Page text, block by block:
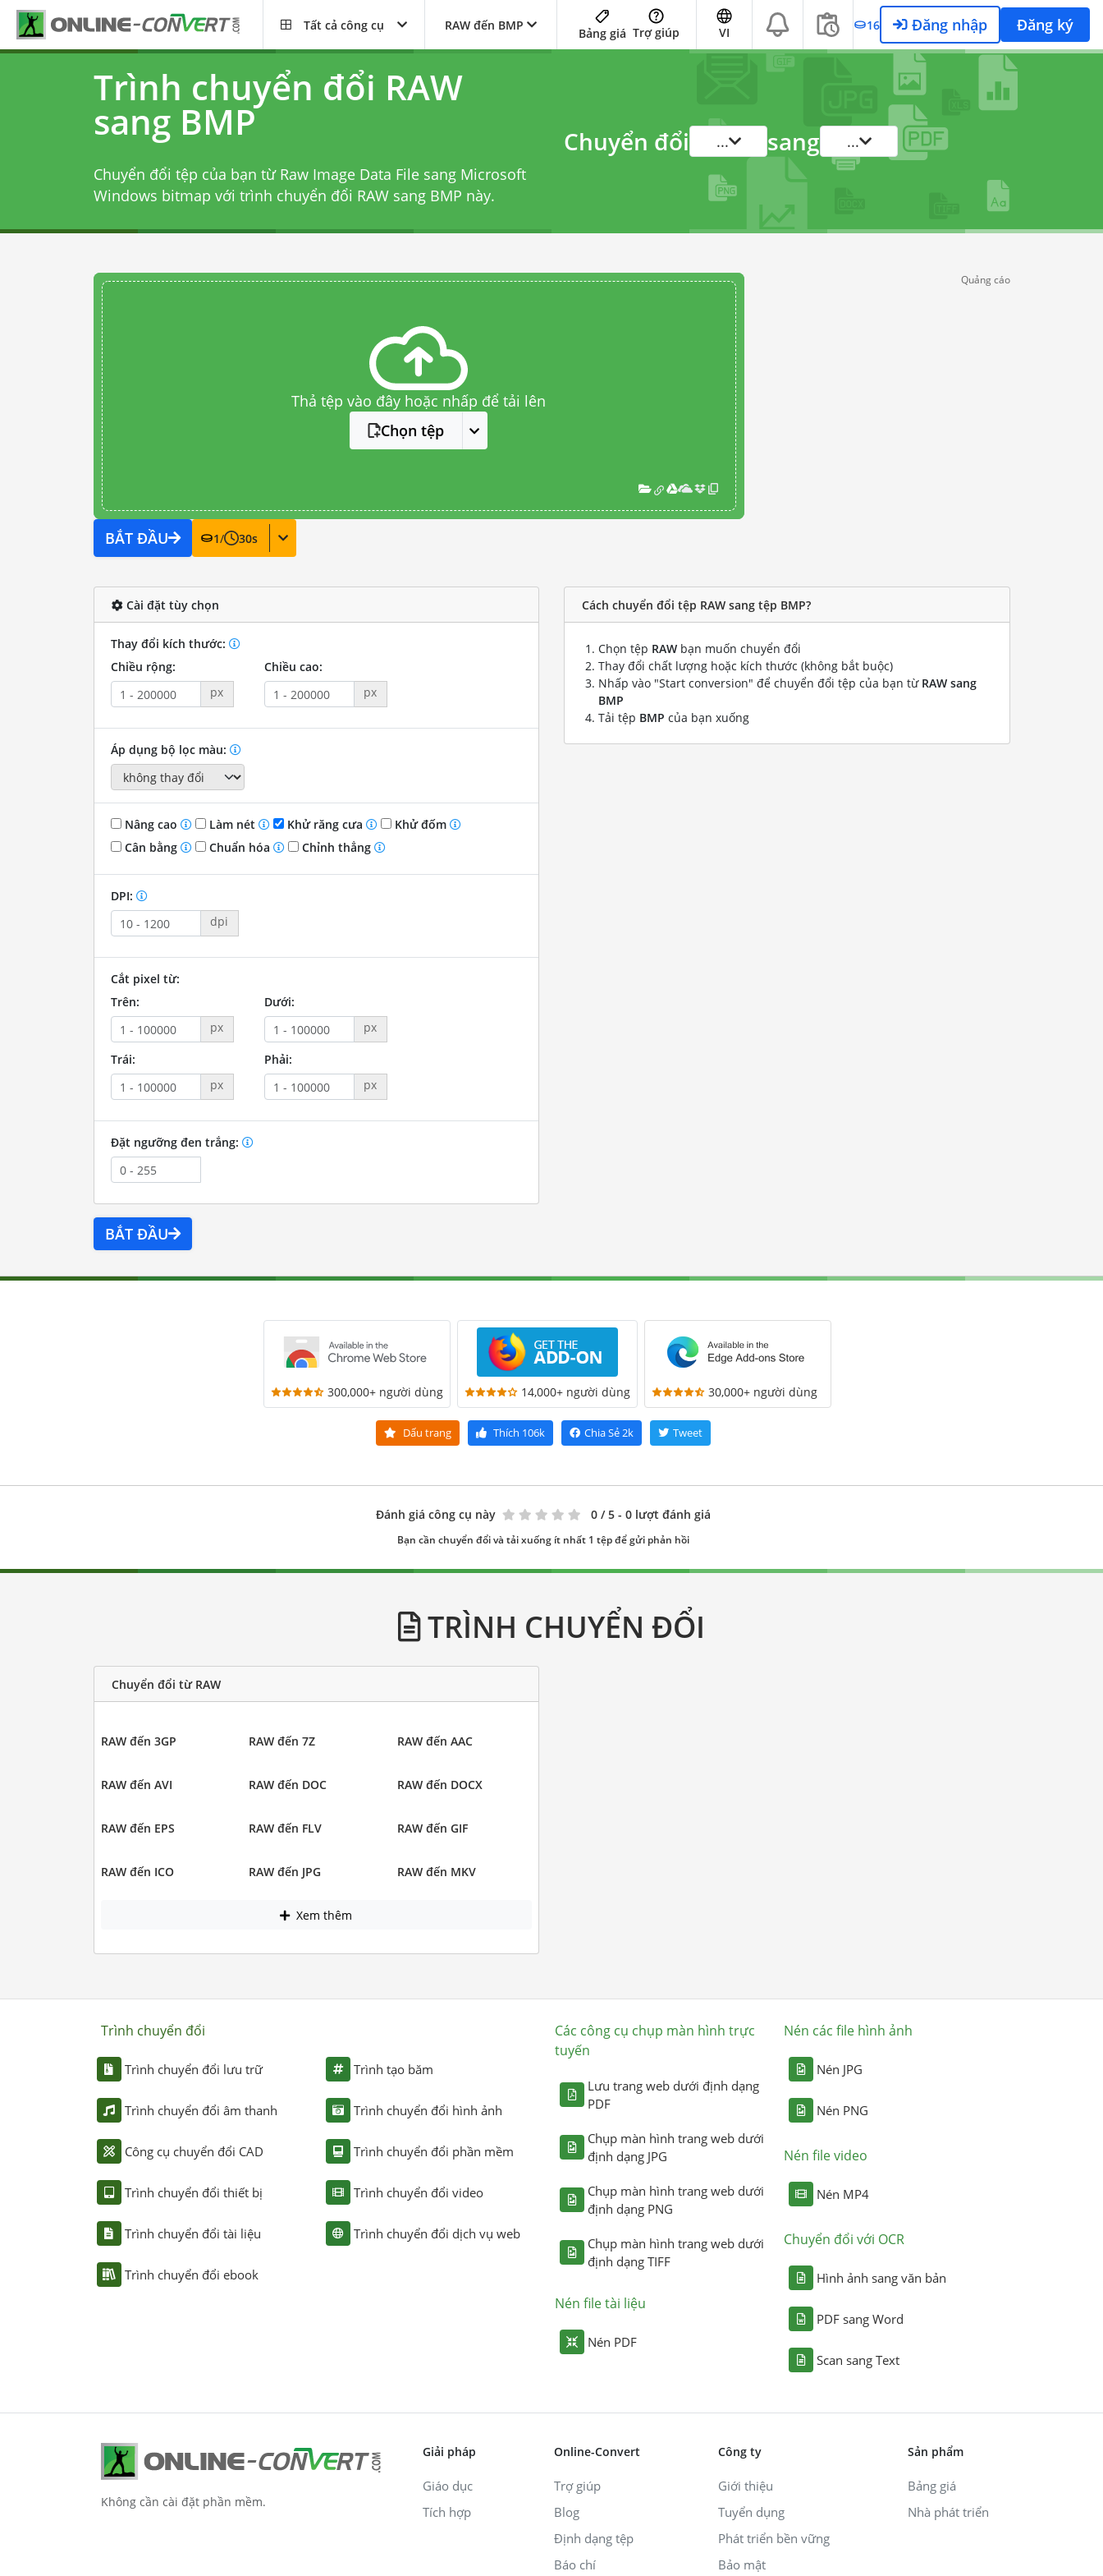
Tất cả công cụ RAW đến BMP
Bảng giá Trợ giúp VI 16 Đăng nhập Đăng ký
Trình chuyển đổi RAW
sang BMP
Chuyển đổi tệp của bạn từ Raw Image Data File sang Microsoft
Windows bitmap với trình chuyển đổi RAW sang BMP này.
Chuyển đổi ... sang ...
Thả tệp vào đây hoặc nhấp để tải lên
Chọn tệp
BẮT ĐẦU 1/ 30s
Quảng cáo
Cài đặt tùy chọn
Thay đổi kích thước:
Chiều rộng:
px
Chiều cao:
px
Áp dụng bộ lọc màu:
Nâng cao Làm nét Khử răng cưa
Khử đốm
Cân bằng
Chuẩn hóa Chỉnh thẳng
DPI:
dpi
Cắt pixel từ:
Trên:
px
Dưới:
px
Trái:
px
Phải:
px
Đặt ngưỡng đen trắng:
BẮT ĐẦU
Cách chuyển đổi tệp RAW sang tệp BMP?
Chọn tệp RAW bạn muốn chuyển đổi
Thay đổi chất lượng hoặc kích thước (không bắt buộc)
Nhấp vào "Start conversion" để chuyển đổi tệp của bạn từ RAW sang
BMP
Tải tệp BMP của bạn xuống
300,000+ người dùng 14,000+ người dùng 30,000+ người dùng
Dấu trang Thích 106k Chia Sẻ2k Tweet
Đánh giá công cụ này 0 / 5 - 0 lượt đánh giá
Bạn cần chuyển đổi và tải xuống ít nhất 1 tệp để gửi phản hồi
TRÌNH CHUYỂN ĐỔI
Chuyển đổi từ RAW
RAW đến 3GP RAW đến 7Z RAW đến AAC
RAW đến AVI RAW đến DOC RAW đến DOCX
RAW đến EPS RAW đến FLV RAW đến GIF
RAW đến ICO RAW đến JPG RAW đến MKV
Xem thêm
Trình chuyển đổi
Trình chuyển đổi lưu trữ
Trình chuyển đổi âm thanh
Công cụ chuyển đổi CAD
Trình chuyển đổi thiết bị
Trình chuyển đổi tài liệu
Trình chuyển đổi ebook
Trình tạo băm
Trình chuyển đổi hình ảnh
Trình chuyển đổi phần mềm
Trình chuyển đổi video
Trình chuyển đổi dịch vụ web
Các công cụ chụp màn hình trực
tuyến
Lưu trang web dưới định dạng
PDF
Chụp màn hình trang web dưới
định dạng JPG
Chụp màn hình trang web dưới
định dạng PNG
Chụp màn hình trang web dưới
định dạng TIFF
Nén file tài liệu
Nén PDF
Nén các file hình ảnh
Nén JPG
Nén PNG
Nén file video
Nén MP4
Chuyển đổi với OCR
Hình ảnh sang văn bản
PDF sang Word
Scan sang Text
Không cần cài đặt phần mềm.
Giải pháp
Giáo dục
Tích hợp
Online-Convert
Trợ giúp
Blog
Định dạng tệp
Báo chí
Công ty
Giới thiệu
Tuyển dụng
Phát triển bền vững
Bảo mật
Sản phẩm
Bảng giá
Nhà phát triển